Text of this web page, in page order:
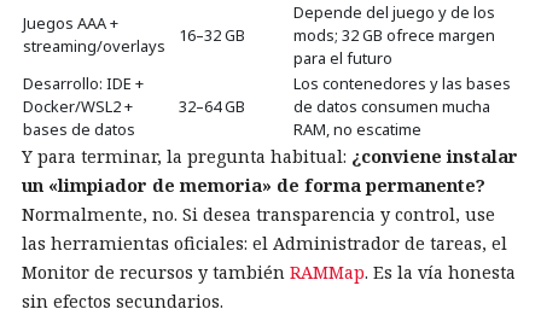
Juegos AAA +
streaming/overlays
16–32 GB
Depende del juego y de los
mods; 32 GB ofrece margen
para el futuro
Desarrollo: IDE +
Docker/WSL2 +
bases de datos
32–64 GB
Los contenedores y las bases
de datos consumen mucha
RAM, no escatime
Y para terminar, la pregunta habitual: ¿conviene instalar
un «limpiador de memoria» de forma permanente?
Normalmente, no. Si desea transparencia y control, use
las herramientas oficiales: el Administrador de tareas, el
Monitor de recursos y también RAMMap. Es la vía honesta
sin efectos secundarios.